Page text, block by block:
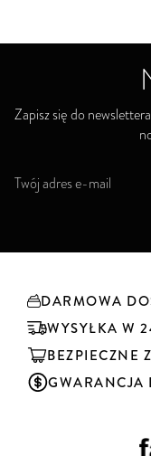
Zapisz się do
S
k
DARMOWA
WYSYŁKA W
BEZPIECZNE
GWARANCJA